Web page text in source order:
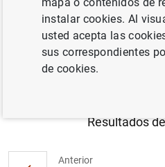
consolidados
2020 (201KB)
Anterior
Resultados
instalar cookies. Al
usted acepta las
sus correspondientes
de cookies.